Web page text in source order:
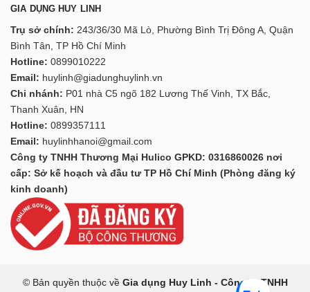
GIA DỤNG HUY LINH
Trụ sở chính: 243/36/30 Mã Lò, Phường Bình Trị Đông A, Quận
Bình Tân, TP Hồ Chí Minh
Hotline: 0899010222
Email: huylinh@giadunghuylinh.vn
Chi nhánh: P01 nhà C5 ngõ 182 Lương Thế Vinh, TX Bắc,
Thanh Xuân, HN
Hotline: 0899357111
Email: huylinhhanoi@gmail.com
Công ty TNHH Thương Mại Hulico GPKD: 0316860026 nơi
cấp: Sở kế hoạch và đầu tư TP Hồ Chí Minh (Phòng đăng ký
kinh doanh)
© Bản quyền thuộc về Gia dụng Huy Linh - Công ty TNHH